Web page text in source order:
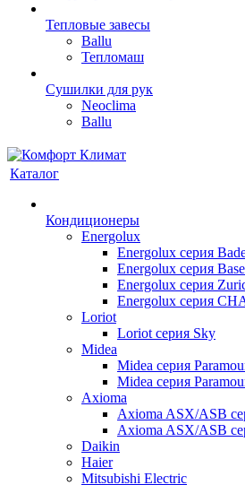
Тепловые завесы
Ballu
Тепломаш
Сушилки для рук
Neoclima
Ballu
Каталог
Кондиционеры
Energolux
Energolux серия
Energolux серия
Energolux серия
Energolux серия
Loriot
Loriot серия Sky
Midea
Midea серия
Midea серия
Axioma
Axioma ASX/ASB
Axioma ASX/ASB
Daikin
Haier
Mitsubishi Electric